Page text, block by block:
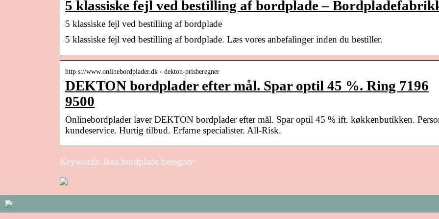
5 klassiske fejl ved bestilling af bordplade –
5 klassiske fejl ved bestilling af bordplade
5 klassiske fejl ved bestilling af bordplade. Læs vores anbefalinger inden du bestiller.
http s://www.onlinebordplader.dk › dekton-prisberegner
DEKTON bordplader efter mål. Spar optil 45 %. Ring 7196
9500
Onlinebordplader laver DEKTON bordplader efter mål. Spar optil 45 % ift. køkkenbutikken.
kundeservice. Hurtig tilbud. Erfarne specialister. All-Risk.
Keywords: ikea bordplade beregner